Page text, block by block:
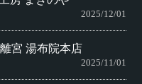
2025/12/01
宮 湯布院本店
2025/11/01